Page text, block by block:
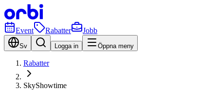
Event Rabatter Jobb
Sv Logga in Öppna meny
Rabatter
SkyShowtime